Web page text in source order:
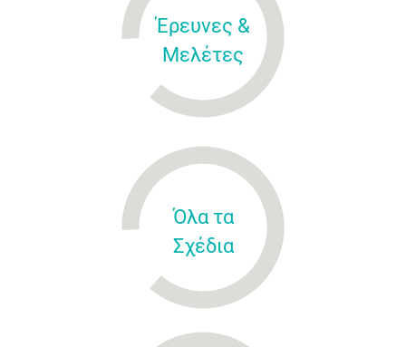
Έρευνες &
Μελέτες
Όλα τα
Σχέδια